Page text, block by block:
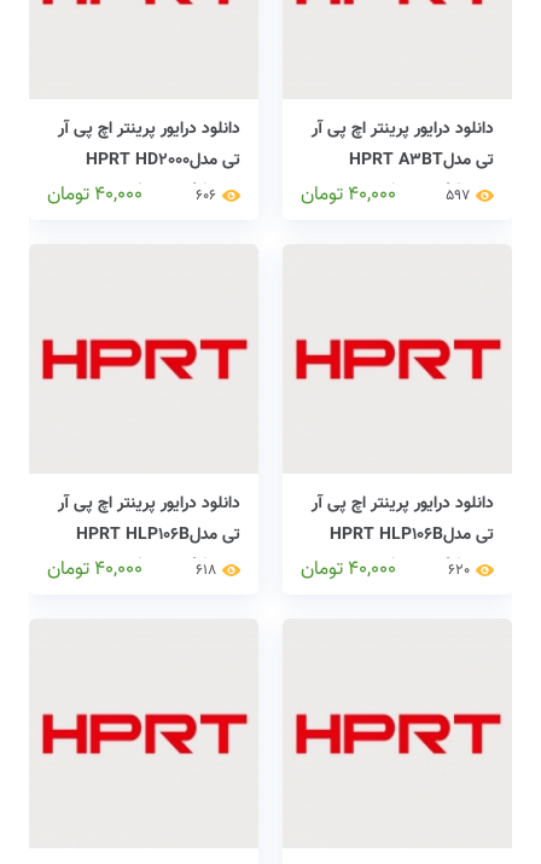
دانلود درایور پرینتر اچ پی آر
تی مدلHPRT A3BT
printers drivers
597
40,000 تومان
دانلود درایور پرینتر اچ پی آر
تی مدلHPRT HD2000
printers drivers
606
40,000 تومان
دانلود درایور پرینتر اچ پی آر
تی مدلHPRT HLP106B
LABEL printers drivers
620
40,000 تومان
دانلود درایور پرینتر اچ پی آر
تی مدلHPRT HLP106B
printers drivers
618
40,000 تومان